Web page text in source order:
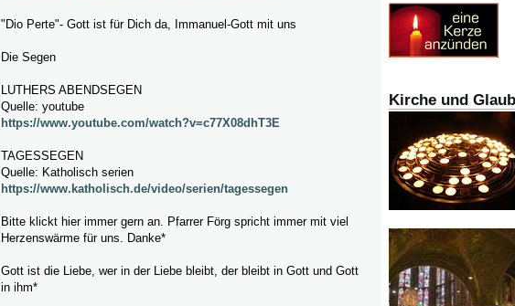
"Dio Perte"- Gott ist für Dich da, Immanuel-Gott mit uns
Die Segen
LUTHERS ABENDSEGEN
Quelle: youtube
https://www.youtube.com/watch?v=c77X08dhT3E
TAGESSEGEN
Quelle: Katholisch serien
https://www.katholisch.de/video/serien/tagessegen
Bitte klickt hier immer gern an. Pfarrer Förg spricht immer mit viel
Herzenswärme für uns. Danke*
Gott ist die Liebe, wer in der Liebe bleibt, der bleibt in Gott und Gott
in ihm*
Kirche und